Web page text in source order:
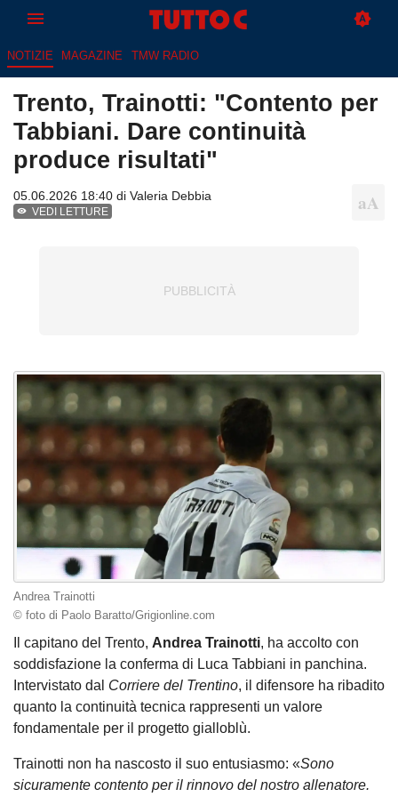
NOTIZIE MAGAZINE TMW RADIO
Trento, Trainotti: "Contento per
Tabbiani. Dare continuità
produce risultati"
05.06.2026 18:40 di Valeria Debbia
VEDI LETTURE
Andrea Trainotti
© foto di Paolo Baratto/Grigionline.com
Il capitano del Trento, Andrea Trainotti, ha accolto con
soddisfazione la conferma di Luca Tabbiani in panchina.
Intervistato dal Corriere del Trentino, il difensore ha ribadito
quanto la continuità tecnica rappresenti un valore
fondamentale per il progetto gialloblù.
Trainotti non ha nascosto il suo entusiasmo: «Sono
sicuramente contento per il rinnovo del nostro allenatore.